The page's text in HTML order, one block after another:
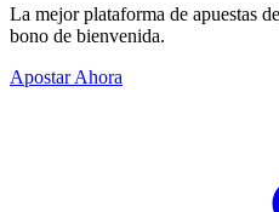
La mejor plataforma de apuestas
bono de bienvenida.
Apostar Ahora